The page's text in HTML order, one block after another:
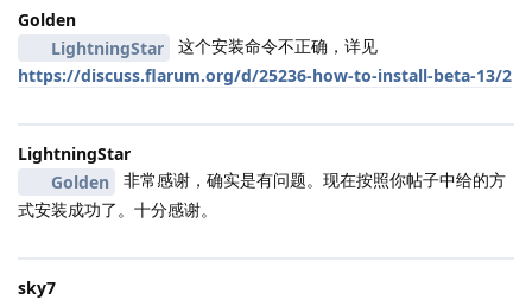
Golden
LightningStar
这个安装命令不正确，详见
https://discuss.flarum.org/d/25236-how-to-install-beta-13/2
LightningStar
Golden
非常感谢，确实是有问题。现在按照你帖子中给的方
式安装成功了。十分感谢。
sky7